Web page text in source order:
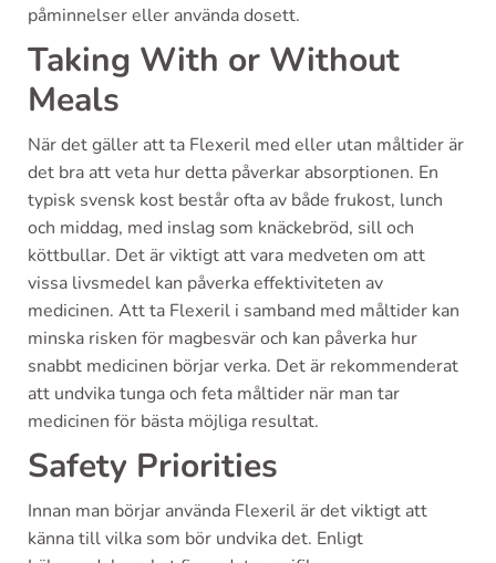
påminnelser eller använda dosett.
Taking With or Without
Meals
När det gäller att ta Flexeril med eller utan måltider är
det bra att veta hur detta påverkar absorptionen. En
typisk svensk kost består ofta av både frukost, lunch
och middag, med inslag som knäckebröd, sill och
köttbullar. Det är viktigt att vara medveten om att
vissa livsmedel kan påverka effektiviteten av
medicinen. Att ta Flexeril i samband med måltider kan
minska risken för magbesvär och kan påverka hur
snabbt medicinen börjar verka. Det är rekommenderat
att undvika tunga och feta måltider när man tar
medicinen för bästa möjliga resultat.
Safety Priorities
Innan man börjar använda Flexeril är det viktigt att
känna till vilka som bör undvika det. Enligt